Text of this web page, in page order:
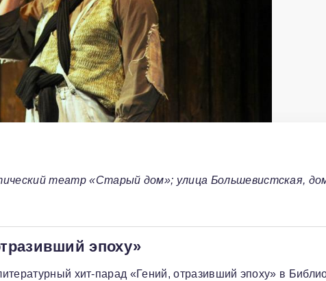
театр «Старый дом»; улица Большевистская,
эпоху»
хит-парад «Гений, отразивший эпоху» в